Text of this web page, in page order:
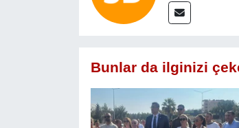
Bunlar da ilginizi